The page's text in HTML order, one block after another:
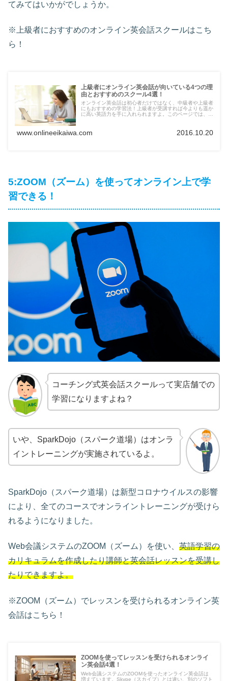
てみてはいかがでしょうか。
※上級者におすすめのオンライン英会話スクールはこち
ら！
上級者にオンライン英会話が向いている4つの理
由とおすすめのスクール4選！
オンライン英会話は初心者だけではなく、中級者や上級者
にもおすすめの学習法！上級者が受講すれば今よりも遥か
に高い英語力を手に入れられますよ。このページでは、上
い。
www.onlineeikaiwa.com 2016.10.20
5:ZOOM（ズーム）を使ってオンライン上で学
習できる！
コーチング式英会話スクールって実店舗での
学習になりますよね？
いや、SparkDojo（スパーク道場）はオンラ
イントレーニングが実施されているよ。
SparkDojo（スパーク道場）は新型コロナウイルスの影響
により、全てのコースでオンライントレーニングが受けら
れるようになりました。
Web会議システムのZOOM（ズーム）を使い、 英語学習の
カリキュラムを作成したり講師と英会話レッスンを受講し
たりできますよ。
※ZOOM（ズーム）でレッスンを受けられるオンライン英
会話はこちら！
ZOOMを使ってレッスンを受けられるオンライ
ン英会話4選！
Web会議システムのZOOMを使ったオンライン英会話は
増えています。Skype（スカイプ）とは違い、別のソフト